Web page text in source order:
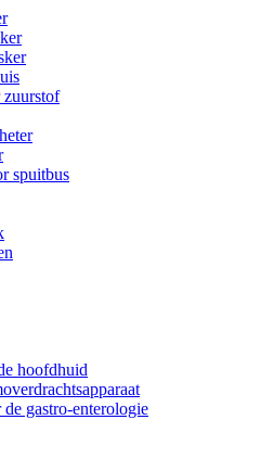
zuurstof
spuitbus
hoofdhuid
gastro-enterologie